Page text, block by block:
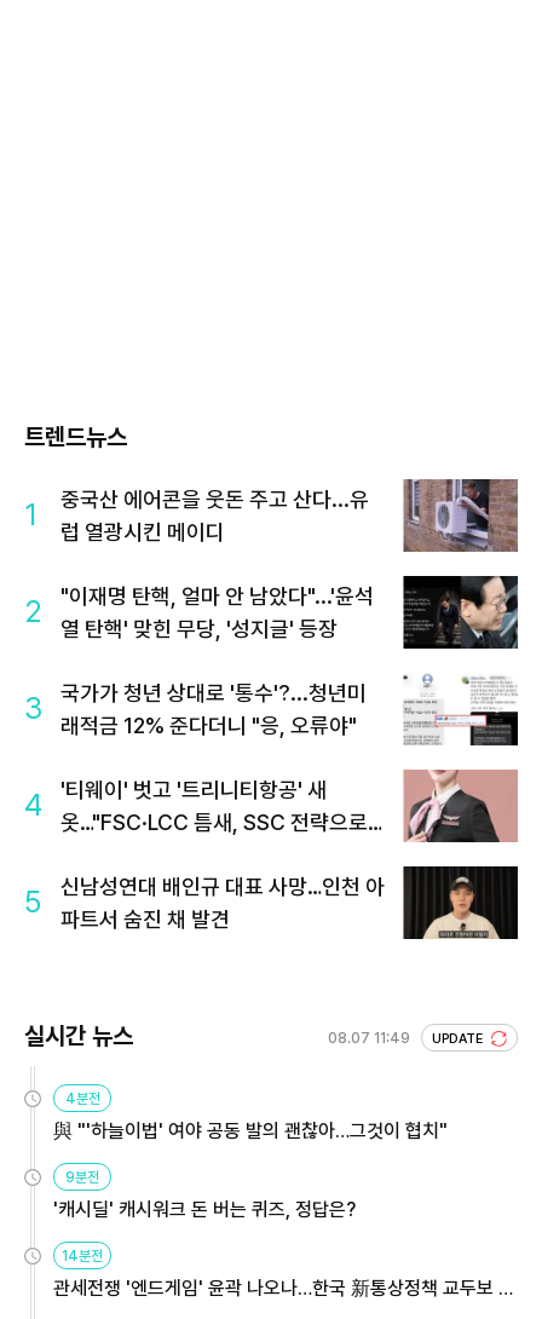
트렌드뉴스
1
중국산 에어콘을 웃돈 주고 산다...유
럽 열광시킨 메이디
2
"이재명 탄핵, 얼마 안 남았다"...'윤석
열 탄핵' 맞힌 무당, '성지글' 등장
3
국가가 청년 상대로 '통수'?...청년미
래적금 12% 준다더니 "응, 오류야"
4
'티웨이' 벗고 '트리니티항공' 새
옷…"FSC·LCC 틈새, SSC 전략으로
5
신남성연대 배인규 대표 사망…인천 아
파트서 숨진 채 발견
실시간 뉴스 08.07 11:49 UPDATE
4분전
與 "'하늘이법' 여야 공동 발의 괜찮아…그것이 협치"
9분전
'캐시딜' 캐시워크 돈 버는 퀴즈, 정답은?
14분전
관세전쟁 '엔드게임' 윤곽 나오나…한국 新통상정책 교두보 활